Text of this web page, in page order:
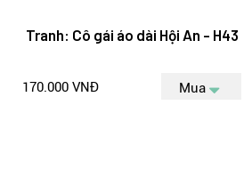
Tranh: Cô gái áo dài Hội An - H43
170.000 VNĐ Mua